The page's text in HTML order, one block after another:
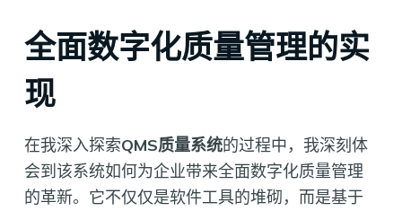
全面数字化质量管理的实
现
在我深入探索QMS质量系统的过程中，我深刻体
会到该系统如何为企业带来全面数字化质量管理
的革新。它不仅仅是软件工具的堆砌，而是基于